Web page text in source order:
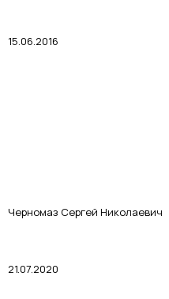
15.06.2016
Черномаз Сергей Николаевич
21.07.2020